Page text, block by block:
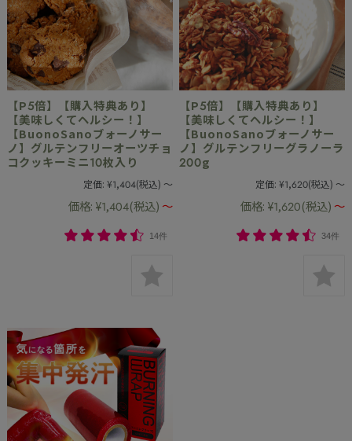
【P5倍】【購入特典あり】
【美味しくてヘルシー！】
【BuonoSanoブォーノサー
ノ】グルテンフリーオーツチョ
コクッキーミニ10枚入り
定価: ¥1,404(税込) ～
価格: ¥1,404(税込) ～
14件
【P5倍】【購入特典あり】
【美味しくてヘルシー！】
【BuonoSanoブォーノサー
ノ】グルテンフリーグラノーラ
200g
定価: ¥1,620(税込) ～
価格: ¥1,620(税込) ～
34件